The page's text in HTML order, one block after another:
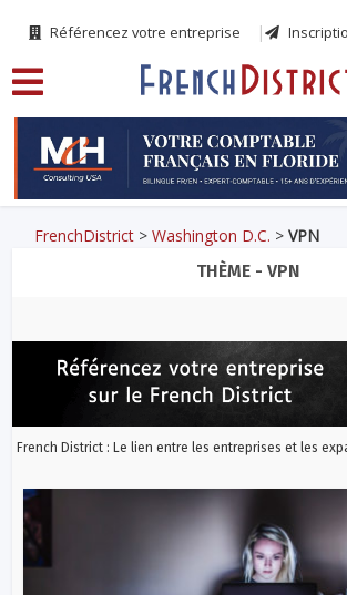
Référencez votre entreprise
FrenchDistrict >Washington D.C. >VPN
THÈME - VPN
French District : Le lien entre les entreprises et les